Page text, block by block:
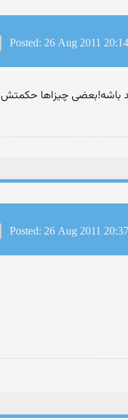
Posted: 26 Aug 2011 20:14
باشه!بعضی چیزاها حکمتش
Posted: 26 Aug 2011 20:37